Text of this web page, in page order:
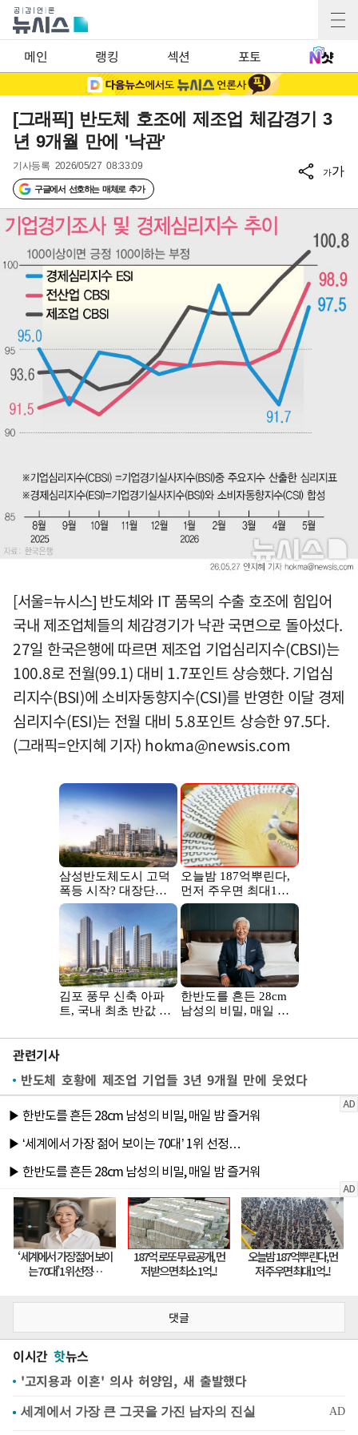
메인 랭킹 섹션 포토
[그래픽] 반도체 호조에 제조업 체감경기 3
년 9개월 만에 '낙관'
기사등록 2026/05/27 08:33:09
구글에서 선호하는 매체로 추가
가가
[서울=뉴시스] 반도체와 IT 품목의 수출 호조에 힘입어
국내 제조업체들의 체감경기가 낙관 국면으로 돌아섰다.
27일 한국은행에 따르면 제조업 기업심리지수(CBSI)는
100.8로 전월(99.1) 대비 1.7포인트 상승했다. 기업심
리지수(BSI)에 소비자동향지수(CSI)를 반영한 이달 경제
심리지수(ESI)는 전월 대비 5.8포인트 상승한 97.5다.
(그래픽=안지혜 기자) hokma@newsis.com
관련기사
반도체 호황에 제조업 기업들 3년 9개월 만에 웃었다
댓글
이시간 핫뉴스
'고지용과 이혼' 의사 허양임, 새 출발했다